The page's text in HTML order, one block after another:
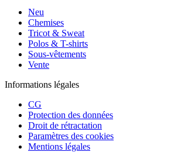
Neu
Chemises
Tricot & Sweat
Polos & T-shirts
Sous-vêtements
Vente
Informations légales
CG
Protection des données
Droit de rétractation
Paramètres des cookies
Mentions légales